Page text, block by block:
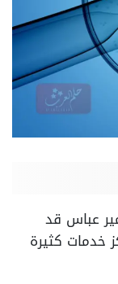
عباس قد
خدمات كثيرة